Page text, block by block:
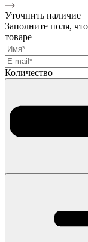
Уточнить наличие
Заполните поля,
товаре
Количество